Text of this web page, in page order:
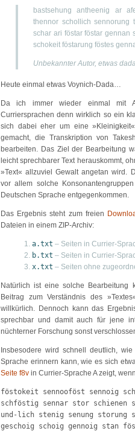
bastsehung antheenig ar
thennor schollich sennorung
schar ari föstar föstar gennan
schokeit föstarung föstes
Unbekannter Autor, etwas
Heute einmal etwas Voynich-Dada…
Da ich immer wieder einmal mit
Curriersprachen denn wirklich so ein
sich dabei eher um eine
gemacht, die Transkription von
bearbeiten. Das Ziel der Bearbeitung
leicht sprechbarer Text herauskommt,
»Text« allzuviel Gewalt angetan wird.
vor allem solche
Deutschen Sprache entgegenkommen.
Das Ergebnis steht zum freien
Dateien in einem ZIP-Archiv:
a.txt – Seiten in Currier-
b.txt – Seiten in Currier-
x.txt – Seiten ohne
Natürlich ist eine solche Bearbeitung
Beitrag zum Verständnis des
willkürlich. Dennoch kann das
sprechbar und damit auch für jene
nüchterner Forschung sonst
Insbesodere wird schnell deutlich,
Sprache erinnern kann, wie es sich
Seite f8v in Currier-Sprache A zeigt,
föstokeit sennooföst sennoig
schföstig sennar stor schienen
und-lich stenig senung storung
geschoig schoig gennoig stan